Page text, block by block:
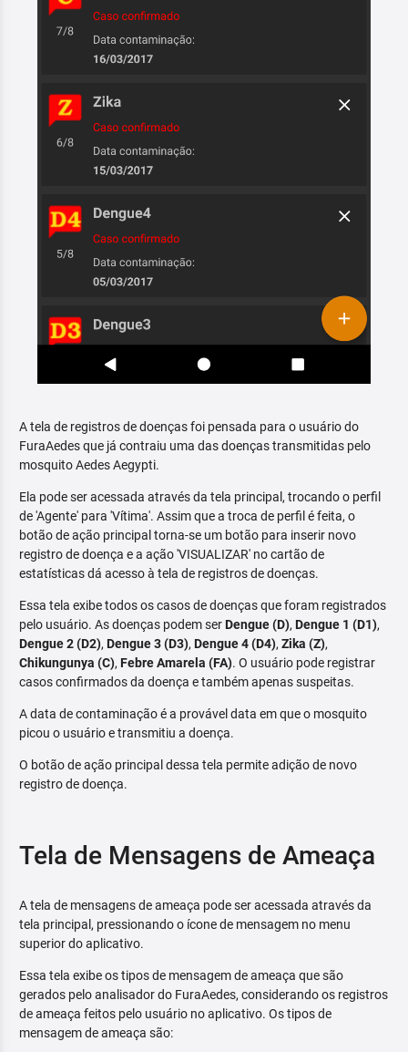
A tela de registros de doenças foi pensada para o usuário do
FuraAedes que já contraiu uma das doenças transmitidas pelo
mosquito Aedes Aegypti.
Ela pode ser acessada através da tela principal, trocando o perfil
de 'Agente' para 'Vítima'. Assim que a troca de perfil é feita, o
botão de ação principal torna-se um botão para inserir novo
registro de doença e a ação 'VISUALIZAR' no cartão de
estatísticas dá acesso à tela de registros de doenças.
Essa tela exibe todos os casos de doenças que foram registrados
pelo usuário. As doenças podem serDengue (D), Dengue 1 (D1),
Dengue 2 (D2), Dengue 3 (D3), Dengue 4 (D4), Zika (Z),
Chikungunya (C), Febre Amarela (FA). O usuário pode registrar
casos confirmados da doença e também apenas suspeitas.
A data de contaminação é a provável data em que o mosquito
picou o usuário e transmitiu a doença.
O botão de ação principal dessa tela permite adição de novo
registro de doença.
Tela de Mensagens de Ameaça
A tela de mensagens de ameaça pode ser acessada através da
tela principal, pressionando o ícone de mensagem no menu
superior do aplicativo.
Essa tela exibe os tipos de mensagem de ameaça que são
gerados pelo analisador do FuraAedes, considerando os registros
de ameaça feitos pelo usuário no aplicativo. Os tipos de
mensagem de ameaça são: